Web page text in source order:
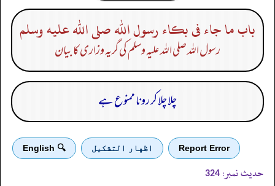
باب ما جاء فى بكاء رسول الله صلى الله عليه وسلم
رسول اللہ صلی اللہ علیہ وسلم کی گریہ وزاری کا بیان
چلا چلا کر رونا ممنوع ہے
Report Error اظهار التشكيل 🔍 English
حدیث نمبر: 324